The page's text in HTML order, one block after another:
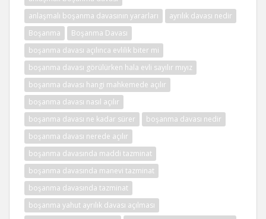
anlaşmalı boşanma davasının yararları
ayrılık davası nedir
Boşanma
Boşanma Davası
boşanma davası açılınca evlilik biter mi
boşanma davası görülürken hala evli sayılır mıyız
boşanma davası hangi mahkemede açılır
boşanma davası nasıl açılır
boşanma davası ne kadar sürer
boşanma davası nedir
boşanma davası nerede açılır
boşanma davasında maddi tazminat
boşanma davasında manevi tazminat
boşanma davasında tazminat
boşanma yahut ayrılık davası açılması